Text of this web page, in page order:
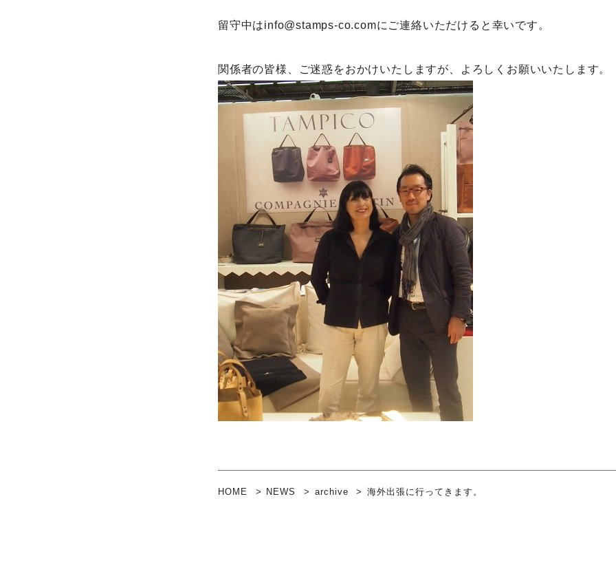
留守中はinfo@stamps-co.comにご連絡いただけると幸いです。
関係者の皆様、ご迷惑をおかけいたしますが、よろしくお願いいたします。
HOME NEWS archive 海外出張に行ってきます。